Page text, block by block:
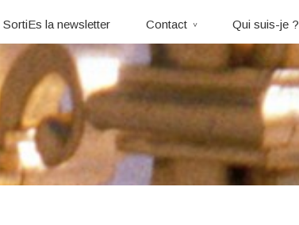
SortiEs la newsletter Contact Qui suis-je ?